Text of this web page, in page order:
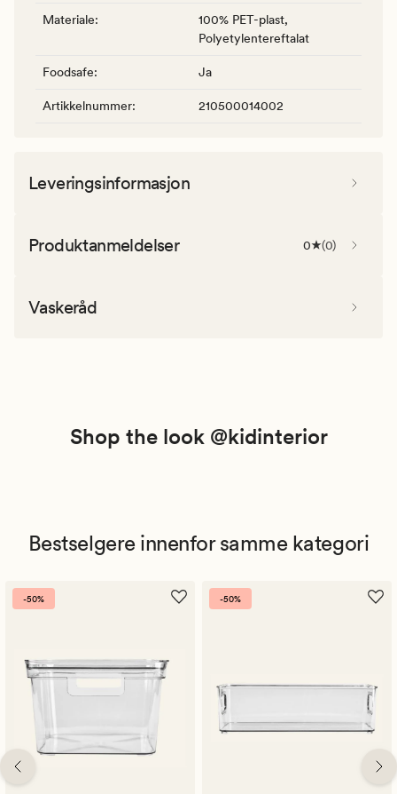
Materiale:
100% PET-plast,
Polyetylentereftalat
Foodsafe: Ja
Artikkelnummer: 210500014002
Leveringsinformasjon
Produktanmeldelser 0 (0)
Vaskeråd
Shop the look @kidinterior
Bestselgere innenfor samme kategori
-50% -50%